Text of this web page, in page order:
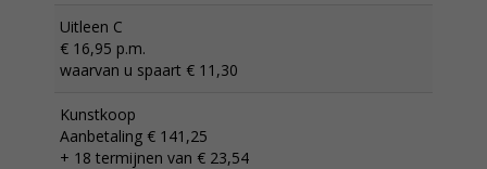
Uitleen C
€ 16,95 p.m.
waarvan u spaart € 11,30
Kunstkoop
Aanbetaling € 141,25
+ 18 termijnen van € 23,54